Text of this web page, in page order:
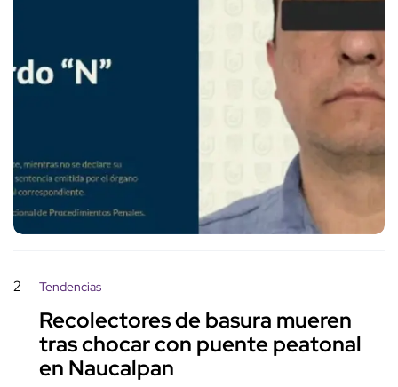
2 Tendencias
Recolectores de basura mueren
tras chocar con puente peatonal
en Naucalpan